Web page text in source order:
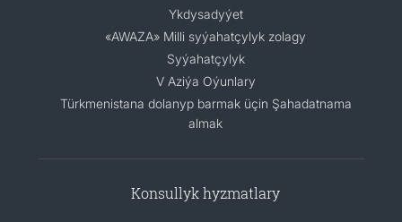
Ykdysadyýet
«AWAZA» Milli syýahatçylyk zolagy
Syýahatçylyk
V Aziýa Oýunlary
Türkmenistana dolanyp barmak üçin Şahadatnama
almak
Konsullyk hyzmatlary